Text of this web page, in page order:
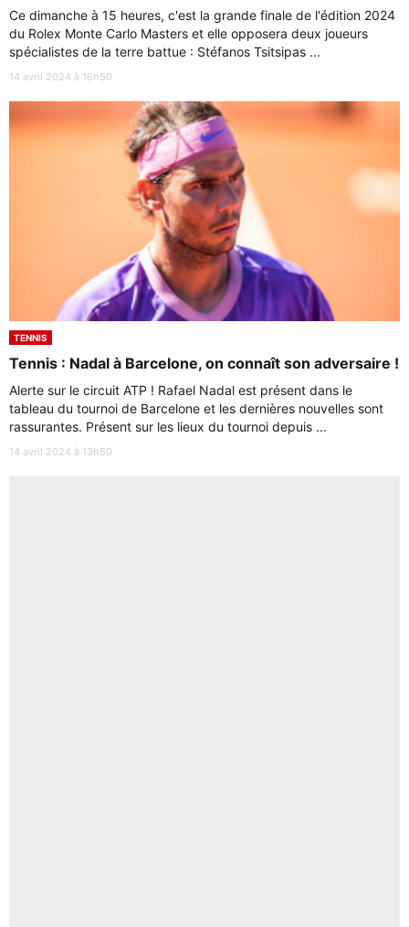
Ce dimanche à 15 heures, c'est la grande finale de l'édition 2024
du Rolex Monte Carlo Masters et elle opposera deux joueurs
spécialistes de la terre battue : Stéfanos Tsitsipas ...
14 avril 2024 à 16h50
TENNIS
Tennis : Nadal à Barcelone, on connaît son adversaire !
Alerte sur le circuit ATP ! Rafael Nadal est présent dans le
tableau du tournoi de Barcelone et les dernières nouvelles sont
rassurantes. Présent sur les lieux du tournoi depuis ...
14 avril 2024 à 13h50